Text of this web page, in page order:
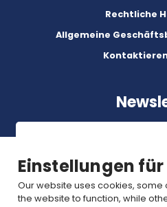
Rechtliche
Allgemeine
Abonnez-vous à nos
Einstellungen für
Our website uses cookies,
the website to function, while